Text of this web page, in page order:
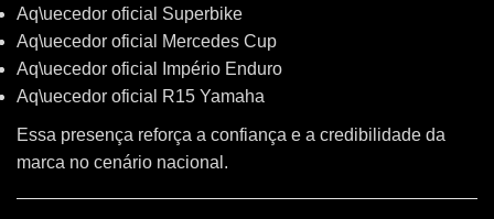
Aq\uecedor oficial Superbike
Aq\uecedor oficial Mercedes Cup
Aq\uecedor oficial Império Enduro
Aq\uecedor oficial R15 Yamaha
Essa presença reforça a confiança e a credibilidade da
marca no cenário nacional.